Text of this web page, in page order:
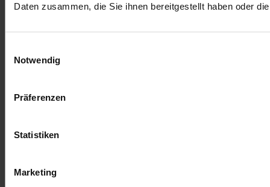
Daten zusammen, die Sie ihnen bereitgestellt haben oder
Notwendig
Präferenzen
Statistiken
Marketing